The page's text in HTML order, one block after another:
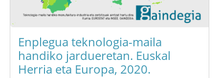
Enplegua teknologia-maila
handiko jardueretan. Euskal
Herria eta Europa, 2020.